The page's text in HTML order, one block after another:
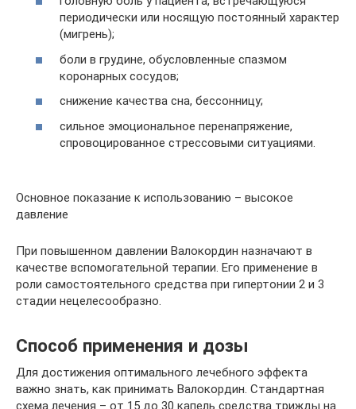
периодически или носящую постоянный характер
(мигрень);
боли в грудине, обусловленные спазмом
коронарных сосудов;
снижение качества сна, бессонницу;
сильное эмоциональное перенапряжение,
спровоцированное стрессовыми ситуациями.
Основное показание к использованию – высокое
давление
При повышенном давлении Валокордин назначают в
качестве вспомогательной терапии. Его применение в
роли самостоятельного средства при гипертонии 2 и 3
стадии нецелесообразно.
Способ применения и дозы
Для достижения оптимального лечебного эффекта
важно знать, как принимать Валокордин. Стандартная
схема лечения – от 15 до 30 капель средства трижды на